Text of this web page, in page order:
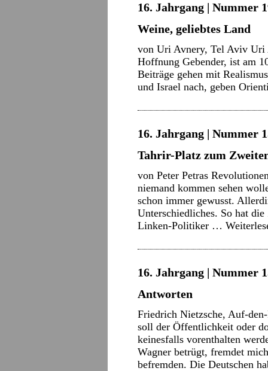
16. Jahrgang | Nummer
Weine, geliebtes Land
von Uri Avnery, Tel Aviv Uri
Hoffnung Gebender, ist am
Beiträge gehen mit
und Israel nach, geben
16. Jahrgang | Nummer
Tahrir-Platz zum
von Peter Petras
niemand kommen sehen
schon immer gewusst.
Unterschiedliches. So hat die
Linken-Politiker …
16. Jahrgang | Nummer
Antworten
Friedrich Nietzsche, Auf-
soll der Öffentlichkeit oder
keinesfalls vorenthalten
Wagner betrügt, fremdet
befremden. Die Deutschen